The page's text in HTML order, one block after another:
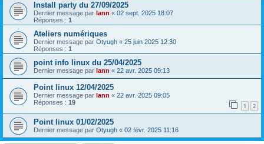
Install party du 27/09/2025
Dernier message par lann « 02 sept. 2025 18:07
Réponses : 1
Ateliers numériques
Dernier message par Otyugh « 25 juin 2025 12:30
Réponses : 1
point info linux du 25/04/2025
Dernier message par lann « 22 avr. 2025 09:13
Point linux 12/04/2025
Dernier message par lann « 22 avr. 2025 09:05
Réponses : 19 1 2
Point linux 01/02/2025
Dernier message par Otyugh « 02 févr. 2025 11:16